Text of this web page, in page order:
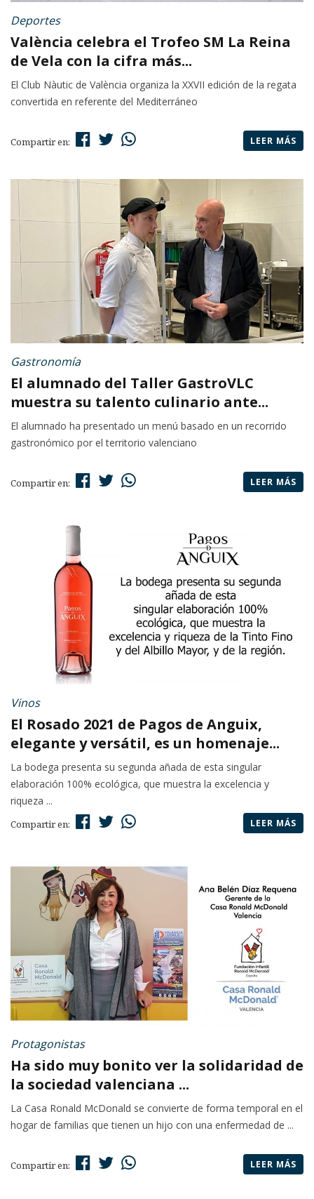
Deportes
València celebra el Trofeo SM La Reina
de Vela con la cifra más...
El Club Nàutic de València organiza la XXVII edición de la regata
convertida en referente del Mediterráneo
Compartir en: LEER MÁS
Gastronomía
El alumnado del Taller GastroVLC
muestra su talento culinario ante...
El alumnado ha presentado un menú basado en un recorrido
gastronómico por el territorio valenciano
Compartir en: LEER MÁS
Vinos
El Rosado 2021 de Pagos de Anguix,
elegante y versátil, es un homenaje...
La bodega presenta su segunda añada de esta singular
elaboración 100% ecológica, que muestra la excelencia y
riqueza ...
Compartir en: LEER MÁS
Protagonistas
Ha sido muy bonito ver la solidaridad de
la sociedad valenciana ...
La Casa Ronald McDonald se convierte de forma temporal en el
hogar de familias que tienen un hijo con una enfermedad de ...
Compartir en: LEER MÁS